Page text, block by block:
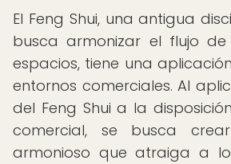
El Feng Shui, una antigua
busca armonizar el flujo
espacios, tiene una
entornos comerciales. Al
del Feng Shui a la
comercial, se busca
armonioso que atraiga a